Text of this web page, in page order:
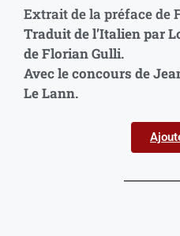
Extrait de la préface de
Traduit de l’Italien par
de Florian Gulli.
Avec le concours de
Le Lann.